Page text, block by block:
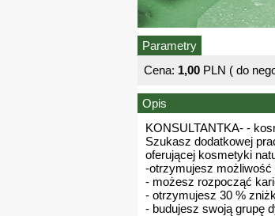
Parametry
Cena: 1,00 PLN ( do
Opis
KONSULTANTKA- -
Szukasz dodatkowej
oferującej kosmetyki
-otrzymujesz
- możesz rozpocząć
- otrzymujesz 30 %
- budujesz swoją grupę